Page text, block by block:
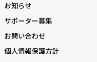
お知らせ
サポーター募集
お問い合わせ
個人情報保護方針